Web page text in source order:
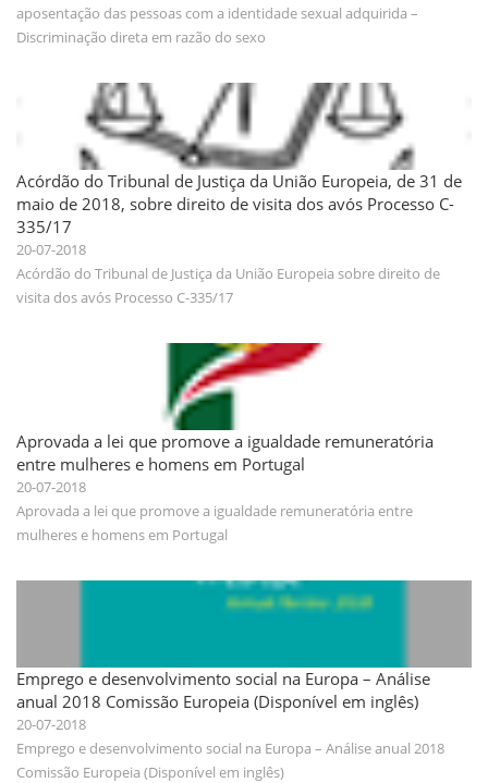
aposentação das pessoas com a identidade sexual adquirida –
Discriminação direta em razão do sexo
Acórdão do Tribunal de Justiça da União Europeia, de 31 de
maio de 2018, sobre direito de visita dos avós Processo C-
335/17
20-07-2018
Acórdão do Tribunal de Justiça da União Europeia sobre direito de
visita dos avós Processo C-335/17
Aprovada a lei que promove a igualdade remuneratória
entre mulheres e homens em Portugal
20-07-2018
Aprovada a lei que promove a igualdade remuneratória entre
mulheres e homens em Portugal
Emprego e desenvolvimento social na Europa – Análise
anual 2018 Comissão Europeia (Disponível em inglês)
20-07-2018
Emprego e desenvolvimento social na Europa – Análise anual 2018
Comissão Europeia (Disponível em inglês)